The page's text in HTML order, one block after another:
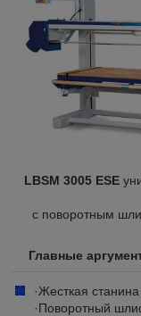
LBSM 3005 ESE
с поворотным
Главные
·Жесткая
·Поворотный